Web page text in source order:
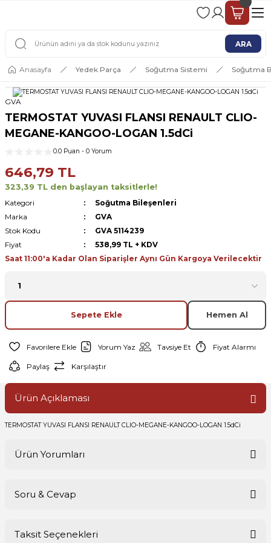
2 - 4 İŞ GÜNÜ İÇERİSİNDE KARGO
ARA
Anasayfa Yedek Parça Soğutma Sistemi Soğutma
GVA
TERMOSTAT YUVASI FLANSI RENAULT CLIO-
MEGANE-KANGOO-LOGAN 1.5dCi
0.0 Puan - 0 Yorum
646,79 TL
323,39 TL den başlayan taksitlerle!
Kategori
Soğutma Bileşenleri
Marka
GVA
Stok Kodu
GVA 5114239
Fiyat
538,99 TL + KDV
Saat 11:00'a Kadar Olan Siparişler Aynı Gün Kargoya Verilecektir
Sepete Ekle Hemen Al
Yorum Yaz Tavsiye Et Fiyat Alarmı
Paylaş Karşılaştır
Ürün Açıklaması
TERMOSTAT YUVASI FLANSI RENAULT CLIO-MEGANE-KANGOO-LOGAN 1.5dCi
Ürün Yorumları
Soru & Cevap
Taksit Seçenekleri